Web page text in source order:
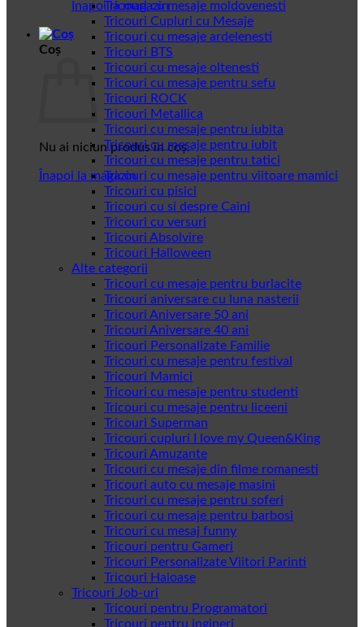
Înapoi la magazin
Coș
Nu ai niciun produs în coș.
Înapoi la magazin
Tricouri cu mesaje moldovenesti
Tricouri Cupluri cu Mesaje
Tricouri cu mesaje ardelenesti
Tricouri BTS
Tricouri cu mesaje oltenesti
Tricouri cu mesaje pentru sefu
Tricouri ROCK
Tricouri Metallica
Tricouri cu mesaje pentru iubita
Tricouri cu mesaje pentru iubit
Tricouri cu mesaje pentru tatici
Tricouri cu mesaje pentru viitoare mamici
Tricouri cu pisici
Tricouri cu si despre Caini
Tricouri cu versuri
Tricouri Absolvire
Tricouri Halloween
Alte categorii
Tricouri cu mesaje pentru burlacite
Tricouri aniversare cu luna nasterii
Tricouri Aniversare 50 ani
Tricouri Aniversare 40 ani
Tricouri Personalizate Familie
Tricouri cu mesaje pentru festival
Tricouri Mamici
Tricouri cu mesaje pentru studenti
Tricouri cu mesaje pentru liceeni
Tricouri Superman
Tricouri cupluri I love my Queen&King
Tricouri Amuzante
Tricouri cu mesaje din filme romanesti
Tricouri auto cu mesaje masini
Tricouri cu mesaje pentru soferi
Tricouri cu mesaje pentru barbosi
Tricouri cu mesaj funny
Tricouri pentru Gameri
Tricouri Personalizate Viitori Parinti
Tricouri Haioase
Tricouri Job-uri
Tricouri pentru Programatori
Tricouri pentru ingineri